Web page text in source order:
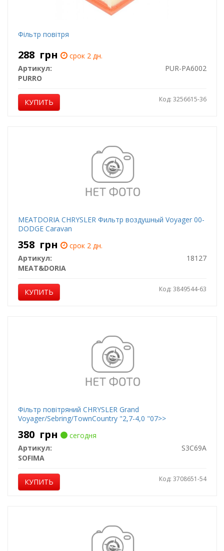
Фільтр повітря
288 грн
срок 2 дн.
Артикул:
PUR-PA6002
PURRO
КУПИТЬ Код: 3256615-36
MEATDORIA CHRYSLER Фильтр воздушный Voyager 00-
DODGE Caravan
358 грн
срок 2 дн.
Артикул:
18127
MEAT&DORIA
КУПИТЬ Код: 3849544-63
Фільтр повітряний CHRYSLER Grand
Voyager/Sebring/TownCountry "2,7-4,0 "07>>
380 грн
сегодня
Артикул:
S3C69A
SOFIMA
КУПИТЬ Код: 3708651-54